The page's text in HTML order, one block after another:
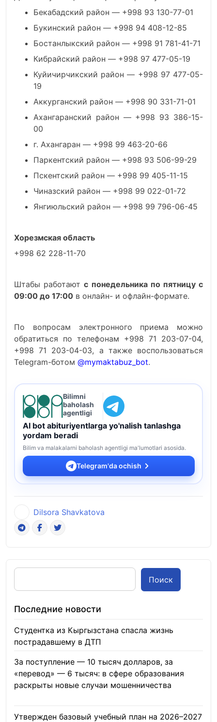
Бекабадский район — +998 93 130-77-01
Букинский район — +998 94 408-12-85
Бостанлыкский район — +998 91 781-41-71
Кибрайский район — +998 97 477-05-19
Куйичирчикский район — +998 97 477-05-
19
Аккурганский район — +998 90 331-71-01
Ахангаранский район — +998 93 386-15-
00
г. Ахангаран — +998 99 463-20-66
Паркентский район — +998 93 506-99-29
Пскентский район — +998 99 405-11-15
Чиназский район — +998 99 022-01-72
Янгиюльский район — +998 99 796-06-45
Хорезмская область
+998 62 228-11-70
Штабы работаютс понедельника по пятницу с
09:00 до 17:00 в онлайн- и офлайн-формате.
По вопросам электронного приема можно
обратиться по телефонам +998 71 203-07-04,
+998 71 203-04-03, а также воспользоваться
Telegram-ботом @mymaktabuz_bot.
Bilimni
baholash
agentligi
AI bot abituriyentlarga yo'nalish tanlashga
yordam beradi
Bilim va malakalarni baholash agentligi ma'lumotlari asosida.
Telegram'da ochish
Dilsora Shavkatova
Поиск
Последние новости
Студентка из Кыргызстана спасла жизнь
пострадавшему в ДТП
За поступление — 10 тысяч долларов, за
«перевод» — 6 тысяч: в сфере образования
раскрыты новые случаи мошенничества
Утвержден базовый учебный план на 2026–2027